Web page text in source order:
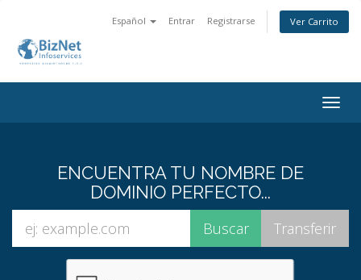
Español Entrar Registrarse Ver Carrito
ENCUENTRA TU NOMBRE DE
DOMINIO PERFECTO...